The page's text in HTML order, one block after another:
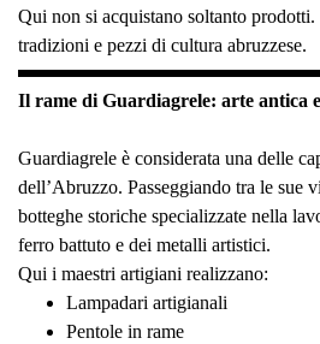
Qui non si acquistano soltanto prodotti.
tradizioni e pezzi di cultura abruzzese.
Il rame di Guardiagrele: arte antica
Guardiagrele è considerata una delle
dell’Abruzzo. Passeggiando tra le sue
botteghe storiche specializzate nella
ferro battuto e dei metalli artistici.
Qui i maestri artigiani realizzano:
Lampadari artigianali
Pentole in rame